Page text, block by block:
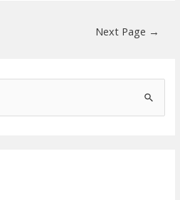
Next Page →